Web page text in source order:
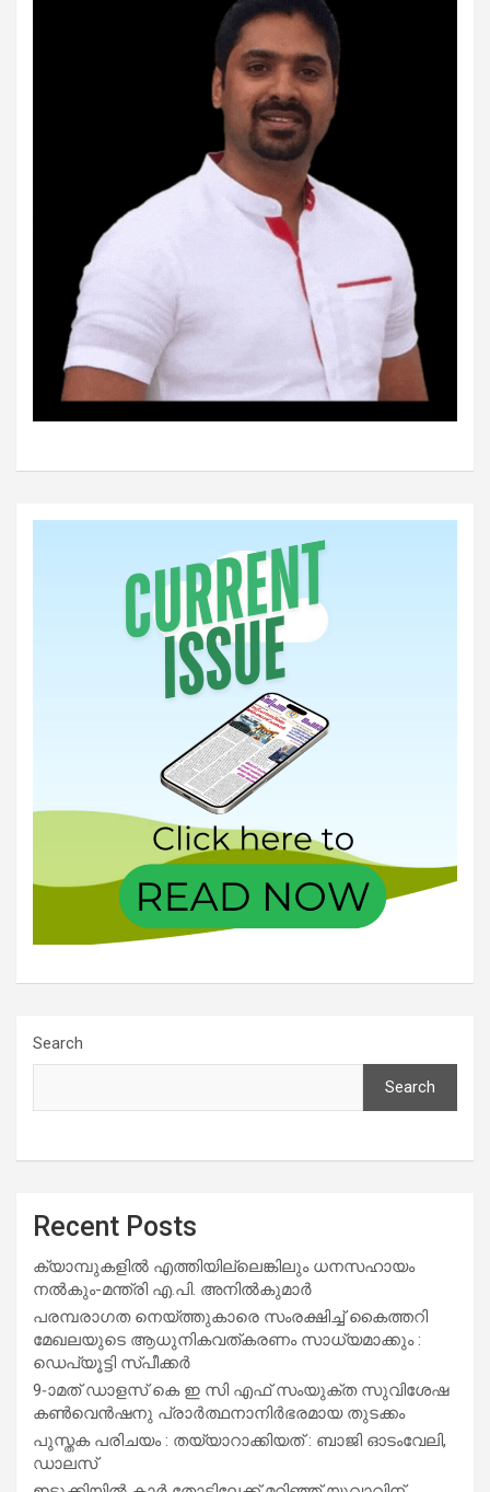
Search
Search
Recent Posts
ക്യാമ്പുകളിൽ എത്തിയില്ലെങ്കിലും ധനസഹായം
നൽകും-മന്ത്രി എ.പി. അനിൽകുമാർ
പരമ്പരാഗത നെയ്ത്തുകാരെ സംരക്ഷിച്ച് കൈത്തറി
മേഖലയുടെ ആധുനികവത്കരണം സാധ്യമാക്കും :
ഡെപ്യൂട്ടി സ്പീക്കർ
9-ാമത് ഡാളസ് കെ ഇ സി എഫ് സംയുക്ത സുവിശേഷ
കൺവെൻഷനു പ്രാർത്ഥനാനിർഭരമായ തുടക്കം
പുസ്തക പരിചയം : തയ്യാറാക്കിയത് : ബാജി ഓടംവേലി,
ഡാലസ്